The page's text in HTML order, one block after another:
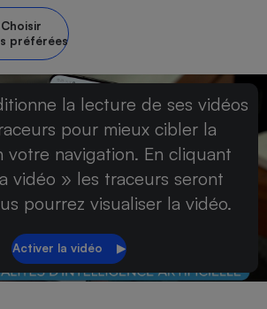
préférées
la lecture de ses vidéos
pour mieux cibler la
votre navigation. En cliquant
vidéo » les traceurs seront
pourrez visualiser la vidéo.
Banque
Lave-linge
Téléviseur
Matelas
Antimoustique